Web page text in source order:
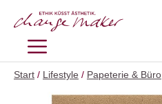
Inhalt
MENÜ
Start / Lifestyle / Papeterie & Büro